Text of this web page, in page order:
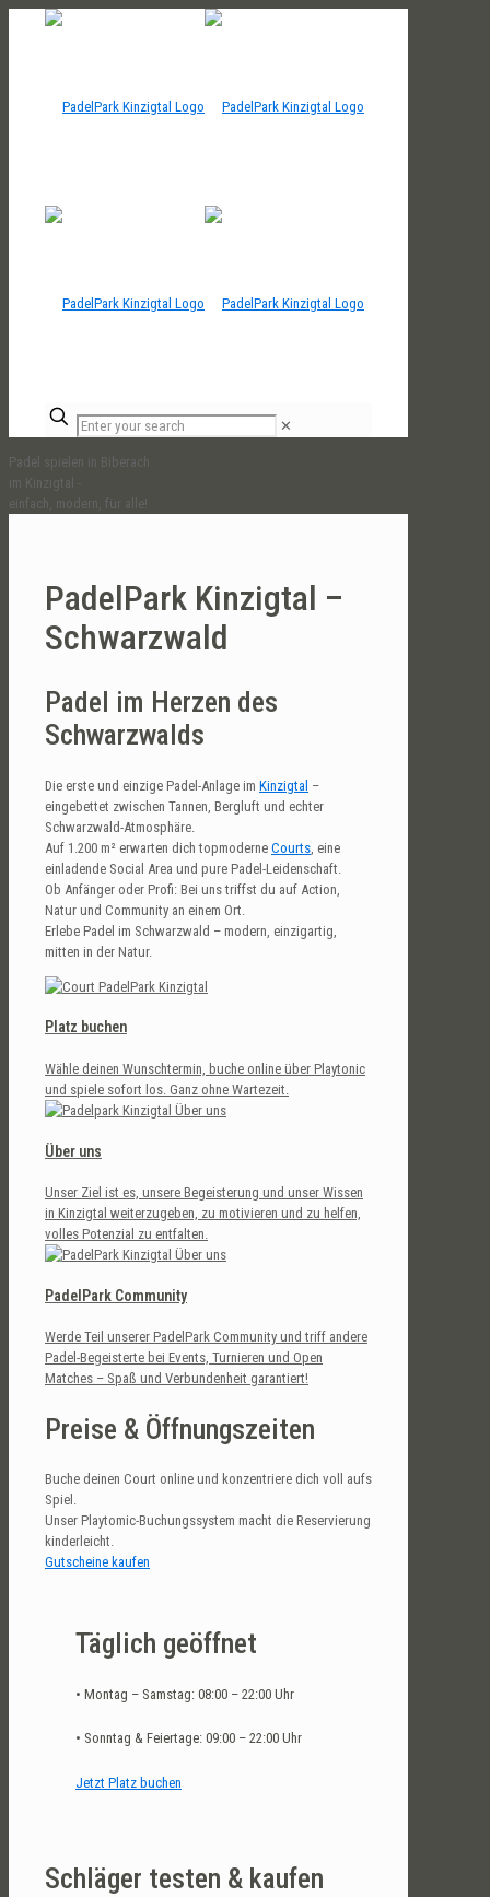
✕
Padel spielen in Biberach
im Kinzigtal -
einfach, modern, für alle!
PadelPark Kinzigtal –
Schwarzwald
Padel im Herzen des
Schwarzwalds
Die erste und einzige Padel-Anlage im Kinzigtal –
eingebettet zwischen Tannen, Bergluft und echter
Schwarzwald-Atmosphäre.
Auf 1.200 m² erwarten dich topmoderne Courts , eine
einladende Social Area und pure Padel-Leidenschaft.
Ob Anfänger oder Profi: Bei uns triffst du auf Action,
Natur und Community an einem Ort.
Erlebe Padel im Schwarzwald – modern, einzigartig,
mitten in der Natur.
Platz buchen
Wähle deinen Wunschtermin, buche online über Playtonic
und spiele sofort los. Ganz ohne Wartezeit.
Über uns
Unser Ziel ist es, unsere Begeisterung und unser Wissen
in Kinzigtal weiterzugeben, zu motivieren und zu helfen,
volles Potenzial zu entfalten.
PadelPark Community
Werde Teil unserer PadelPark Community und triff andere
Padel-Begeisterte bei Events, Turnieren und Open
Matches – Spaß und Verbundenheit garantiert!
Preise & Öffnungszeiten
Buche deinen Court online und konzentriere dich voll aufs
Spiel.
Unser Playtomic-Buchungssystem macht die Reservierung
kinderleicht.
Gutscheine kaufen
Täglich geöffnet
• Montag – Samstag: 08:00 – 22:00 Uhr
• Sonntag & Feiertage: 09:00 – 22:00 Uhr
Jetzt Platz buchen
Schläger testen & kaufen